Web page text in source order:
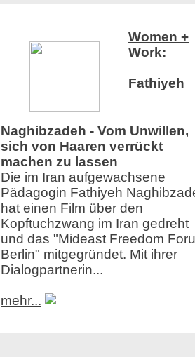
Women +
Work:
Fathiyeh
Naghibzadeh - Vom Unwillen,
sich von Haaren verrückt
machen zu lassen
Die im Iran aufgewachsene
Pädagogin Fathiyeh
hat einen Film über den
Kopftuchzwang im Iran gedreht
und das "Mideast Freedom
Berlin" mitgegründet. Mit ihrer
Dialogpartnerin...
mehr...